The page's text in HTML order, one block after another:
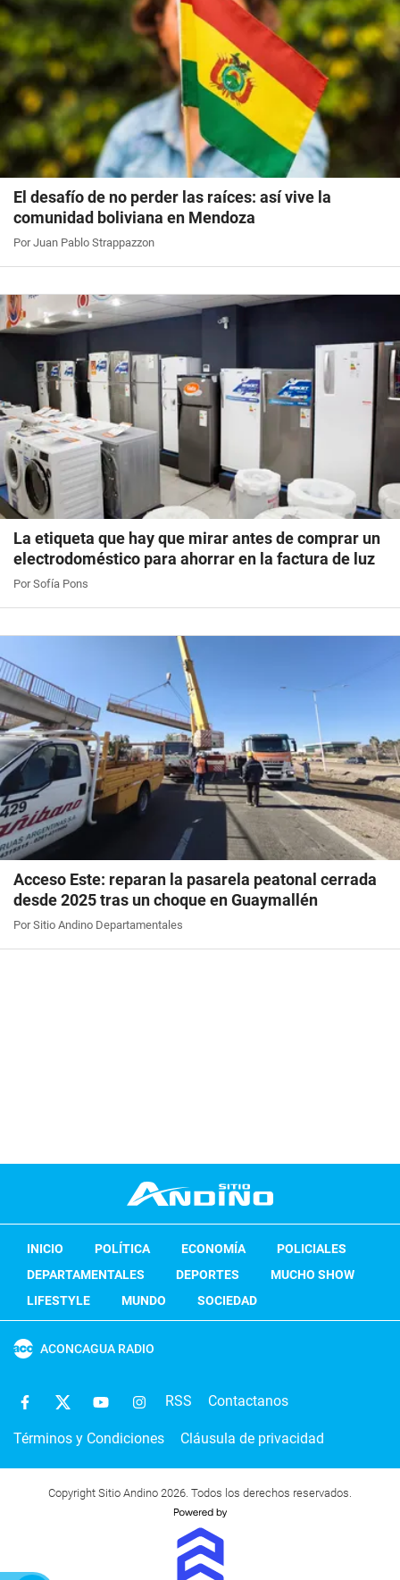
El desafío de no perder las raíces: así vive la
comunidad boliviana en Mendoza
Por Juan Pablo Strappazzon
La etiqueta que hay que mirar antes de comprar un
electrodoméstico para ahorrar en la factura de luz
Por Sofía Pons
Acceso Este: reparan la pasarela peatonal cerrada
desde 2025 tras un choque en Guaymallén
Por Sitio Andino Departamentales
INICIO POLÍTICA ECONOMÍA
POLICIALES
DEPARTAMENTALES
DEPORTES
MUCHO SHOW
LIFESTYLE
MUNDO SOCIEDAD
ACONCAGUA RADIO
RSS Contactanos
Términos y Condiciones Cláusula de privacidad
Copyright Sitio Andino 2026. Todos los derechos reservados.